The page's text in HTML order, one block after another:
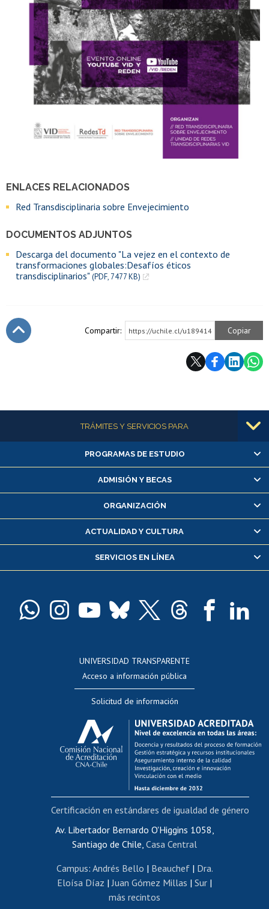
ENLACES RELACIONADOS
Red Transdisciplinaria sobre Envejecimiento
DOCUMENTOS ADJUNTOS
Descarga del documento "La vejez en el contexto de
transformaciones globales:Desafíos éticos
transdisciplinarios"(PDF, 7477 KB)
Compartir: https://uchile.cl/u189414 Copiar
Más informaciónTRÁMITES Y SERVICIOS PARA
Alumnas/os y exalumnas/os
Matrícula en línea
Inscripción y cambio de asignaturas
Consulta y certificado de notas
Servicio médico y dental
Pago de arancel y crédito alumnos
Docentes
Perfeccionamiento
Editar Portafolio Académico
Evaluación docente
Calificación académica
Postulación al AUCAI
Funcionarias/os
Cursos internos de capacitación
Bienestar del personal
Portal de movilidad interna
Certificado de renta
Certificado de renta honorarios
Editar páginas blancas
Extranjeras/os
PROGRAMAS DE ESTUDIO
ADMISIÓN Y BECAS
ORGANIZACIÓN
ACTUALIDAD Y CULTURA
SERVICIOS EN LÍNEA
UNIVERSIDAD TRANSPARENTE
Acceso a información pública
Solicitud de información
Av. Libertador Bernardo O'Higgins 1058,
Santiago de Chile, Casa Central
Campus: Andrés Bello | Beauchef| Dra.
Eloísa Díaz | Juan Gómez Millas | Sur |
más recintos
Certificación en estándares de igualdad de género